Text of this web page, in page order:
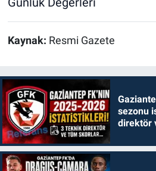
Kaynak: Resmi Gazete
sezonu
direktör